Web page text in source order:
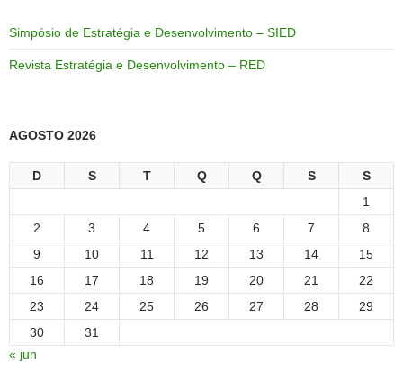
Simpósio de Estratégia e Desenvolvimento – SIED
Revista Estratégia e Desenvolvimento – RED
AGOSTO 2026
D S T Q Q S
S
1
2
3 4 5 6 7
8
9
10 11 12 13 14
15
16
17 18 19 20 21
22
23
24 25 26 27 28
29
30
31
« jun